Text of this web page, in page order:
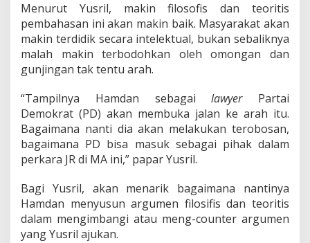
Menurut Yusril, makin filosofis dan teoritis
pembahasan ini akan makin baik. Masyarakat akan
makin terdidik secara intelektual, bukan sebaliknya
malah makin terbodohkan oleh omongan dan
gunjingan tak tentu arah.
“Tampilnya Hamdan sebagailawyerPartai
Demokrat (PD) akan membuka jalan ke arah itu.
Bagaimana nanti dia akan melakukan terobosan,
bagaimana PD bisa masuk sebagai pihak dalam
perkara JR di MA ini,” papar Yusril.
Bagi Yusril, akan menarik bagaimana nantinya
Hamdan menyusun argumen filosifis dan teoritis
dalam mengimbangi atau meng-counter argumen
yang Yusril ajukan.